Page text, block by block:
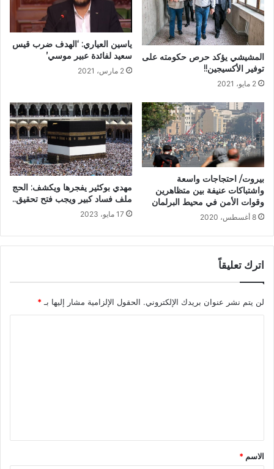
المشيشي يؤكد حرص حكومته على
توفير الأكسيجين!!
2 مايو، 2021
ياسين العياري: ‘الهدف ضرب قيس
سعيد لفائدة عبير موسي’
2 مارس، 2021
بيروت/ احتجاجات واسعة
واشتباكات عنيفة بين متظاهرين
وقوات الأمن في محيط البرلمان
8 أغسطس، 2020
مهدي بوكثير يفجرها ويكشف: الحج
ملف فساد كبير ويجب فتح تحقيق..
17 مايو، 2023
اترك تعليقاً
لن يتم نشر عنوان بريدك الإلكتروني. الحقول الإلزامية مشار إليها بـ *
*
الاسم *